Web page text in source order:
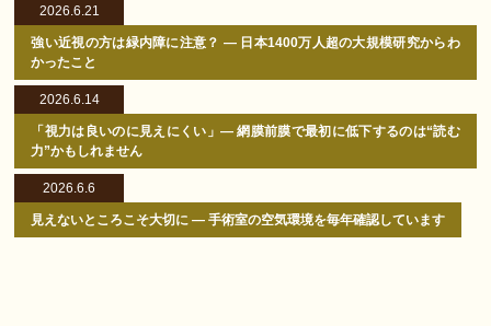
2026.6.21
強い近視の方は緑内障に注意？ ― 日本1400万人超の大規模研究からわ
かったこと
2026.6.14
「視力は良いのに見えにくい」― 網膜前膜で最初に低下するのは“読む
力”かもしれません
2026.6.6
見えないところこそ大切に ― 手術室の空気環境を毎年確認しています